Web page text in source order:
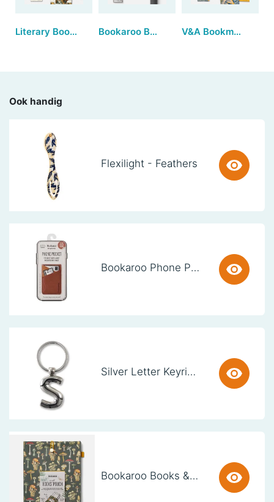
Literary Bookmarks - We're all mad here (set van 3) Bookaroo Ballpoint Pen - Charcoal (set van 3) V&A Bookmarks - Tulip & Willow (set van 3)
Ook handig
Flexilight - Feathers
Bookaroo Phone Pocket - Brown
Silver Letter Keyring - S (set van 3)
Bookaroo Books & Stuff Pouch - Botanical